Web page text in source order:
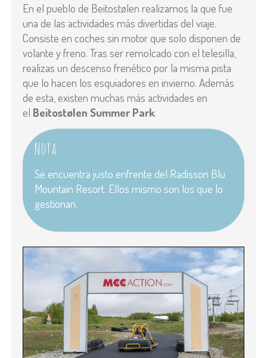
En el pueblo de Beitostølen realizamos la que fue
una de las actividades más divertidas del viaje.
Consiste en coches sin motor que solo disponen de
volante y freno. Tras ser remolcado con el telesilla,
realizas un descenso frenético por la misma pista
que lo hacen los esquiadores en invierno. Además
de esta, existen muchas más actividades en
el Beitostølen Summer Park.
Nota
Se encuentra justo enfrente del Radisson Blu
Mountain Resort. Ellos mismo son los que lo
gestionan.